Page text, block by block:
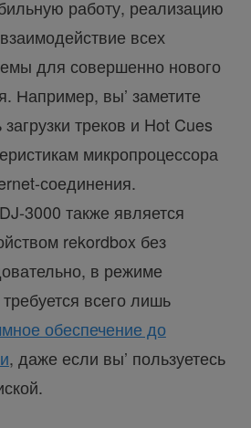
работу, реализацию
всех
для совершенно нового
Например, вы’ заметите
треков и Hot Cues
микропроцессора
соединения.
3000 также является
rekordbox без
в режиме
всего лишь
обеспечение до
, даже если вы’ пользуетесь